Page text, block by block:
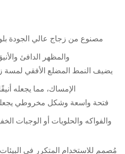
مصنوع من زجاج عالي الجودة
والمظهر الدافئ
يضيف النمط المضلع الأفقي
الإمساك، مما يجعله
فتحة واسعة وشكل مخروطي
والفواكه والحلويات أو الوجبات
مُصمم للاستخدام المتكرر في